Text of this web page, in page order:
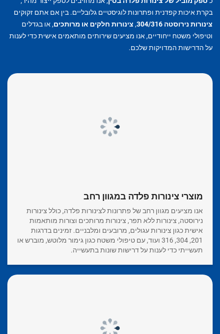
בקרת איכות קפדנית ופתרונות לוגיסטיים גלובליים. בין אם אתם זקוקים
צינורות נירוסטה 304/316
, צינורות חלקים או מרותכים, או בגדלים
וטיפולי משטח ייחודיים, אנו מציעים שירותים מותאמים אישית כדי לענות
על הדרישות המדויקות שלכם.
מוצרי צינורות פלדה במגוון רחב
אנו מציעים מגוון רחב של פתרונות לצינורות פלדה, כולל צינורות
נירוסטה, צינורות ללא תפר, צינורות מרותכים וצורות מותאמות
אישית כגון צינורות עגולים, מרובעים ומלבניים. זמינים בדרגות
201, 304, 316 ועוד, עם טיפולי משטח כגון גימור מלוטש, מוברש או
תעשייתי כדי לענות על דרישות שונות בתעשייה.